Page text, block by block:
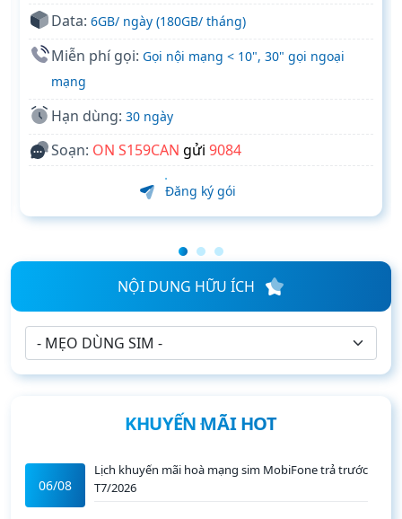
Data: 6GB/ ngày (180GB/ tháng)
Miễn phí gọi: Gọi nội mạng < 10", 30" gọi ngoại
mạng
Hạn dùng: 30 ngày
Soạn: ON S159CAN gửi 9084
Đăng ký gói
NỘI DUNG HỮU ÍCH
KHUYẾN MÃI HOT
06/08
Lịch khuyến mãi hoà mạng sim MobiFone trả trước
T7/2026